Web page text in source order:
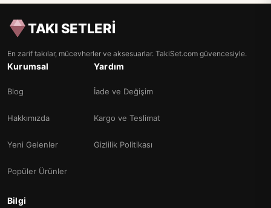
TAKI SETLERİ
En zarif takılar, mücevherler ve aksesuarlar. TakiSet.com güvencesiyle.
Kurumsal
Blog
Hakkımızda
Yeni Gelenler
Popüler Ürünler
Yardım
İade ve Değişim
Kargo ve Teslimat
Gizlilik Politikası
Bilgi